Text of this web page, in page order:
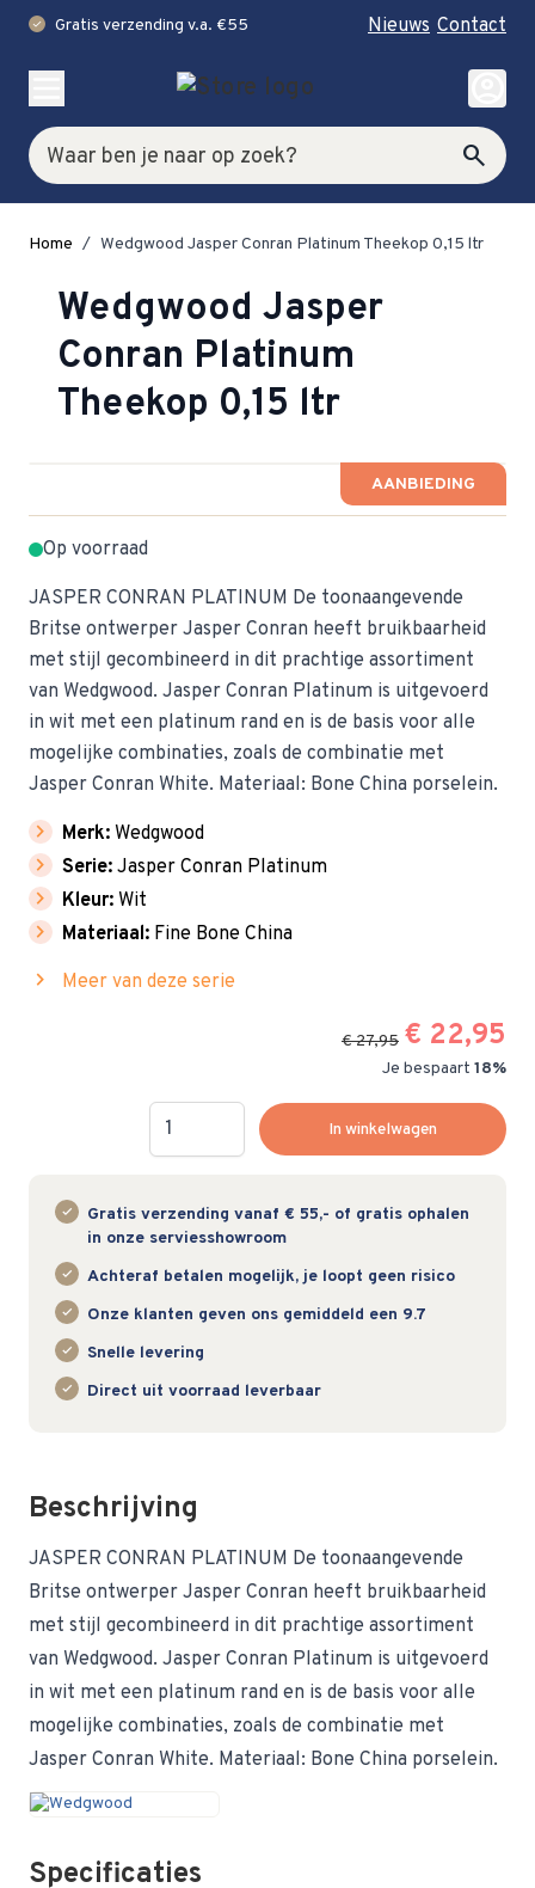
check Gratis verzending v.a. €55 Nieuws Contact
Zoek search
account_circle
Home / Wedgwood Jasper Conran Platinum Theekop 0,15 ltr
Wedgwood Jasper
Conran Platinum
Theekop 0,15 ltr
AANBIEDING
Op voorraad
JASPER CONRAN PLATINUM De toonaangevende
Britse ontwerper Jasper Conran heeft bruikbaarheid
met stijl gecombineerd in dit prachtige assortiment
van Wedgwood. Jasper Conran Platinum is uitgevoerd
in wit met een platinum rand en is de basis voor alle
mogelijke combinaties, zoals de combinatie met
Jasper Conran White. Materiaal: Bone China porselein.
chevron_right Merk: Wedgwood
chevron_right Serie: Jasper Conran Platinum
chevron_right Kleur: Wit
chevron_right Materiaal: Fine Bone China
chevron_right Meer van deze serie
€ 27,95 € 22,95
Je bespaart 18%
Hoeveelheid
In winkelwagen
Gratis verzending vanaf € 55,- of gratis ophalen
in onze serviesshowroom
Achteraf betalen mogelijk, je loopt geen risico
Onze klanten geven ons gemiddeld een 9.7
Snelle levering
Direct uit voorraad leverbaar
Beschrijving
JASPER CONRAN PLATINUM De toonaangevende
Britse ontwerper Jasper Conran heeft bruikbaarheid
met stijl gecombineerd in dit prachtige assortiment
van Wedgwood. Jasper Conran Platinum is uitgevoerd
in wit met een platinum rand en is de basis voor alle
mogelijke combinaties, zoals de combinatie met
Jasper Conran White. Materiaal: Bone China porselein.
Specificaties